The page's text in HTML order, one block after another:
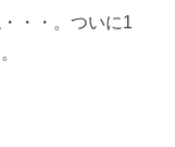
・・。ついに1